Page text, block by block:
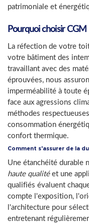
patrimoniale et
Pourquoi choisir
La réfection de votre
votre bâtiment des
travaillant avec des
éprouvées, nous
imperméabilité à toute
face aux agressions
méthodes
consommation
confort thermique.
Comment s'assurer de la
Une étanchéité durable
haute qualitéet une
qualifiés évaluent
compte l'exposition,
l'architecture pour
entretenant